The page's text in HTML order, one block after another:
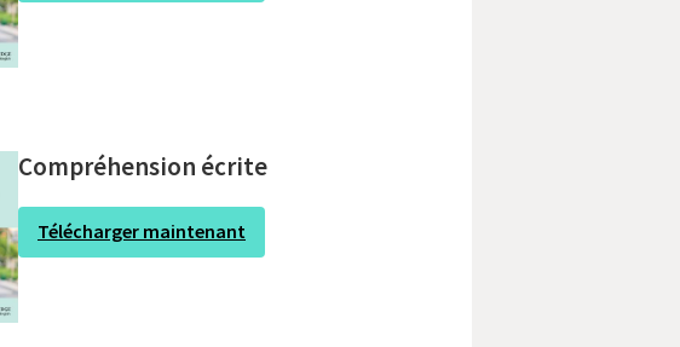
Compréhension écrite
Télécharger maintenant